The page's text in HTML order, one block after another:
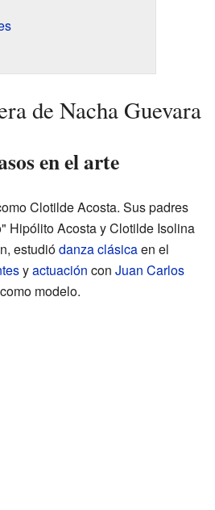
de Nacha Guevara
en el arte
Clotilde Acosta. Sus padres
Hipólito Acosta y Clotilde Isolina
estudiódanzaclásicaen el
yactuación con Juan Carlos
modelo.